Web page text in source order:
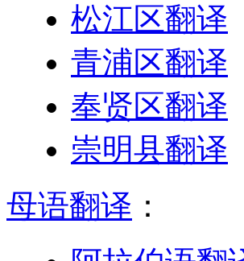
松江区翻译
青浦区翻译
奉贤区翻译
崇明县翻译
母语翻译 ：